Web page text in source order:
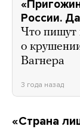
России.
Что пишут
о
Вагнера
3 года назад
«Страна